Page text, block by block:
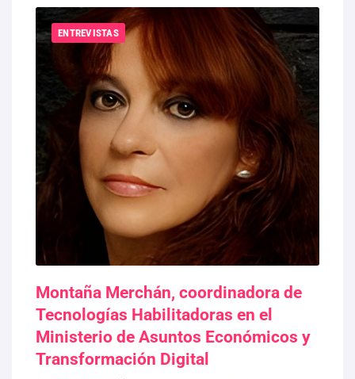
ENTREVISTAS
Montaña Merchán, coordinadora de
Tecnologías Habilitadoras en el
Ministerio de Asuntos Económicos y
Transformación Digital